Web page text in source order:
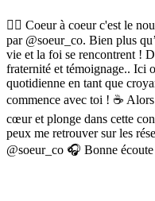
❤️‍🔥 Coeur à coeur c'est le
par @soeur_co. Bien plus
vie et la foi se rencontrent !
fraternité et témoignage.. Ici
quotidienne en tant que
commence avec toi ! ☕
cœur et plonge dans cette
peux me retrouver sur les
@soeur_co 🎧 Bonne